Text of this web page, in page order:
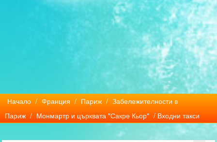
Начало / Франция / Париж / Забележителности в
Париж / Монмартр и църквата "Сакре Кьор" / Входни такси